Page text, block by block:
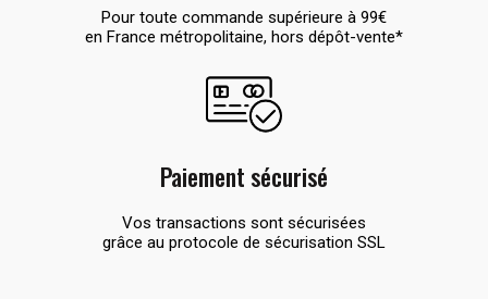
Pour toute commande supérieure à 99€
en France métropolitaine, hors dépôt-vente*
Paiement sécurisé
Vos transactions sont sécurisées
grâce au protocole de sécurisation SSL